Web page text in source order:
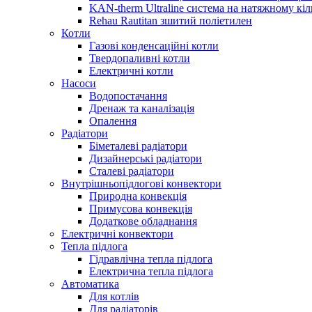
KAN-therm Ultraline система на натяжному
Rehau Rautitan зшитий поліетилен
Котли
Газові конденсаційні котли
Твердопаливні котли
Електричні котли
Насоси
Водопостачання
Дренаж та каналізація
Опалення
Радіатори
Біметалеві радіатори
Дизайнерські радіатори
Сталеві радіатори
Внутрішньопідлогові конвектори
Природна конвекція
Примусова конвекція
Додаткове обладнання
Електричні конвектори
Тепла підлога
Гідравлічна тепла підлога
Електрична тепла підлога
Автоматика
Для котлів
Для радіаторів